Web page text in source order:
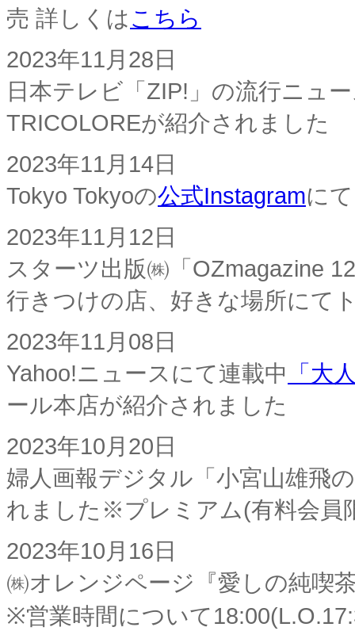
売 詳しくは こちら
2023年11月28日
日本テレビ「ZIP!」の流行ニュ
TRICOLOREが紹介されました
2023年11月14日
Tokyo Tokyoの公式Instagramに
2023年11月12日
スターツ出版㈱「OZmagazine
行きつけの店、好きな場所にて
2023年11月08日
Yahoo!ニュースにて連載中
「大
ール本店が紹介されました
2023年10月20日
婦人画報デジタル「小宮山雄飛
れました※プレミアム(有料会員
2023年10月16日
㈱オレンジページ『愛しの純喫
※営業時間について